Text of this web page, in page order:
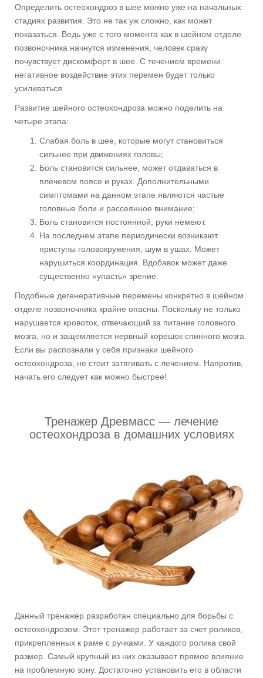
Определить остеохондроз в шее можно уже на начальных
стадиях развития. Это не так уж сложно, как может
показаться. Ведь уже с того момента как в шейном отделе
позвоночника начнутся изменения, человек сразу
почувствует дискомфорт в шее. С течением времени
негативное воздействие этих перемен будет только
усиливаться.
Развитие шейного остеохондроза можно поделить на
четыре этапа:
Слабая боль в шее, которые могут становиться
сильнее при движениях головы;
Боль становится сильнее, может отдаваться в
плечевом поясе и руках. Дополнительными
симптомами на данном этапе являются частые
головные боли и рассеянное внимание;
Боль становится постоянной, руки немеют.
На последнем этапе периодически возникают
приступы головокружения, шум в ушах. Может
нарушиться координация. Вдобавок может даже
существенно «упасть» зрение.
Подобные дегенеративные перемены конкретно в шейном
отделе позвоночника крайне опасны. Поскольку не только
нарушается кровоток, отвечающий за питание головного
мозга, но и защемляется нервный корешок спинного мозга.
Если вы распознали у себя признаки шейного
остеохондроза, не стоит затягивать с лечением. Напротив,
начать его следует как можно быстрее!
Тренажер Древмасс — лечение
остеохондроза в домашних условиях
Данный тренажер разработан специально для борьбы с
остеохондрозом. Этот тренажер работает за счет роликов,
прикрепленных к раме с ручками. У каждого ролика свой
размер. Самый крупный из них оказывает прямое влияние
на проблемную зону. Достаточно установить его в области